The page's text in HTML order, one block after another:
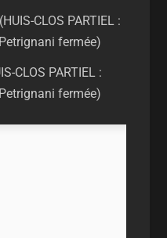
CLOS PARTIEL :
fermée)
CLOS PARTIEL :
fermée)